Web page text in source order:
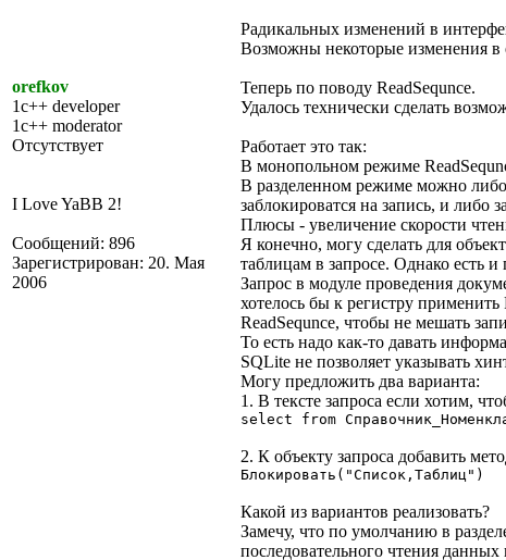
orefkov
1c++ developer
1c++ moderator
Отсутствует
I Love YaBB 2!
Сообщений: 896
Зарегистрирован: 20. Мая
2006
Радикальных изменений в
Возможны некоторые изменения в
Теперь по поводу ReadSequnce.
Удалось технически сделать
Работает это так:
В монопольном режиме
В разделенном режиме можно либо
заблокироватся на запись, и либо
Плюсы - увеличение скорости
Я конечно, могу сделать для
таблицам в запросе. Однако есть
Запрос в модуле проведения
хотелось бы к регистру
ReadSequnce, чтобы не мешать
То есть надо как-то давать
SQLite не позволяет указывать
Могу предложить два варианта:
1. В тексте запроса если хотим,
select from
2. К объекту запроса добавить
Блокировать("Список,Таблиц")
Какой из вариантов реализовать?
Замечу, что по умолчанию в
последовательного чтения